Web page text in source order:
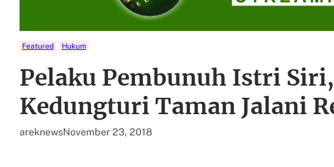
Featured Hukum
Pelaku Pembunuh Istri
Kedungturi Taman Jalani
areknewsNovember 23, 2018